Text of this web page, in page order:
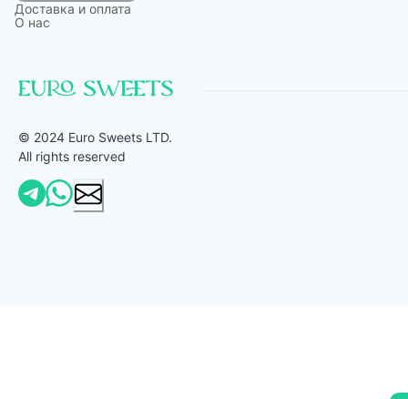
Доставка и оплата
О нас
© 2024 Euro Sweets LTD.
All rights reserved